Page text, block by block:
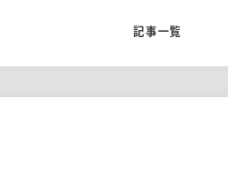
記事一覧